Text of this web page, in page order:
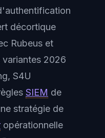
décortique
Rubeus et
variantes 2026
S4U
SIEM de
stratégie de
opérationnelle